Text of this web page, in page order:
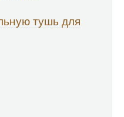
тушь для